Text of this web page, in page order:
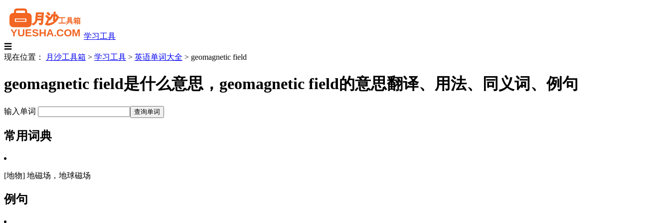
学习工具
☰
现在位置：
月沙工具箱 > 学习工具 > 英语单词大全 > geomagnetic field
geomagnetic field是什么意思，geomagnetic field的意思翻译、用法、同义词、例句
输入单词
常用词典
[地物] 地磁场，地球磁场
例句